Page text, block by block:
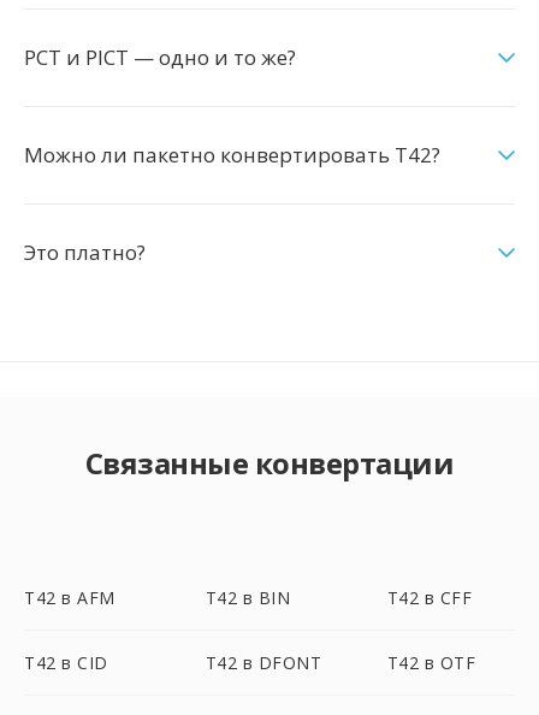
PCT и PICT — одно и то же?
Можно ли пакетно конвертировать T42?
Это платно?
Связанные конвертации
T42 в AFM T42 в BIN T42 в CFF
T42 в CID T42 в DFONT T42 в OTF